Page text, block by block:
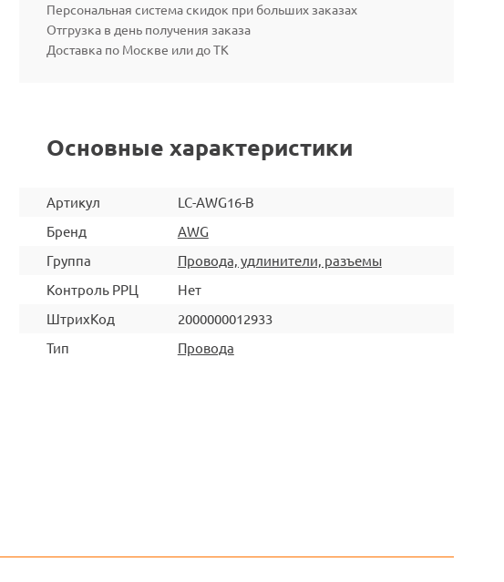
Персональная система скидок при больших заказах
Отгрузка в день получения заказа
Доставка по Москве или до ТК
Основные характеристики
Артикул
LC-AWG16-B
Бренд
AWG
Группа
Провода, удлинители, разъемы
Контроль РРЦ
Нет
ШтрихКод
2000000012933
Тип
Провода